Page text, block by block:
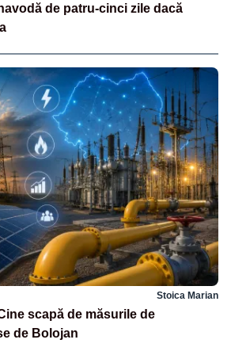
de patru-cinci zile dacă
Stoica Marian
scapă de măsurile de
de Bolojan